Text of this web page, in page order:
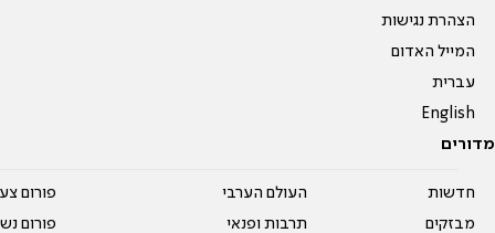
הצהרת נגישות
המייל האדום
עברית
English
מדורים
חדשות
מבזקים
העולם הערבי
תרבות ופנאי
פורום
פורום